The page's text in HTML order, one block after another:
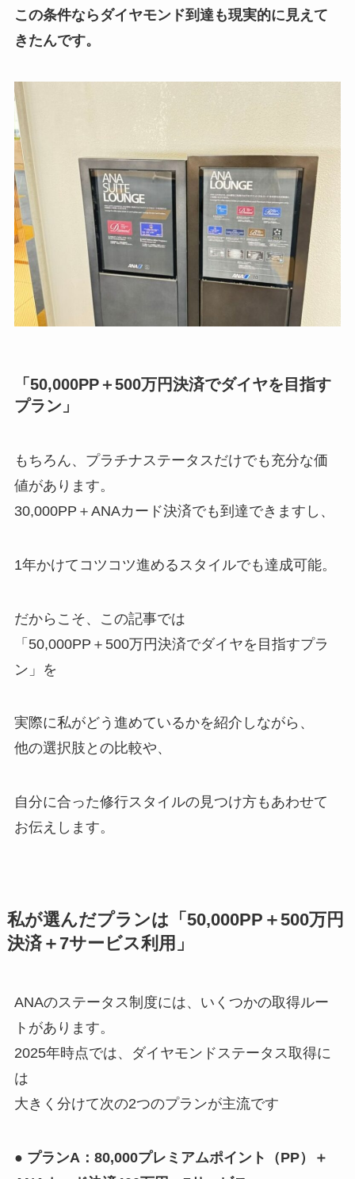
この条件ならダイヤモンド到達も現実的に見えて
きたんです。
「50,000PP＋500万円決済でダイヤを目指す
プラン」
もちろん、プラチナステータスだけでも充分な価
値があります。
30,000PP＋ANAカード決済でも到達できますし、
1年かけてコツコツ進めるスタイルでも達成可能。
だからこそ、この記事では
「50,000PP＋500万円決済でダイヤを目指すプラ
ン」を
実際に私がどう進めているかを紹介しながら、
他の選択肢との比較や、
自分に合った修行スタイルの見つけ方もあわせて
お伝えします。
私が選んだプランは「50,000PP＋500万円
決済＋7サービス利用」
ANAのステータス制度には、いくつかの取得ルー
トがあります。
2025年時点では、ダイヤモンドステータス取得に
は
大きく分けて次の2つのプランが主流です
● プランA：80,000プレミアムポイント（PP）＋